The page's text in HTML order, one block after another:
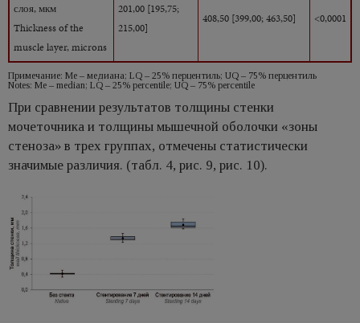
слоя, мкм
Thickness of the
muscle layer, microns
201,00 [195,75;
215,00]
408,50 [399,00; 463,50] <0,0001
Примечание: Ме – медиана; LQ – 25% перцентиль; UQ – 75% перцентиль
Notes: Me – median; LQ – 25% percentile; UQ – 75% percentile
При сравнении результатов толщины стенки
мочеточника и толщины мышечной оболочки «зоны
стеноза» в трех группах, отмечены статистически
значимые различия. (табл. 4, рис. 9, рис. 10).